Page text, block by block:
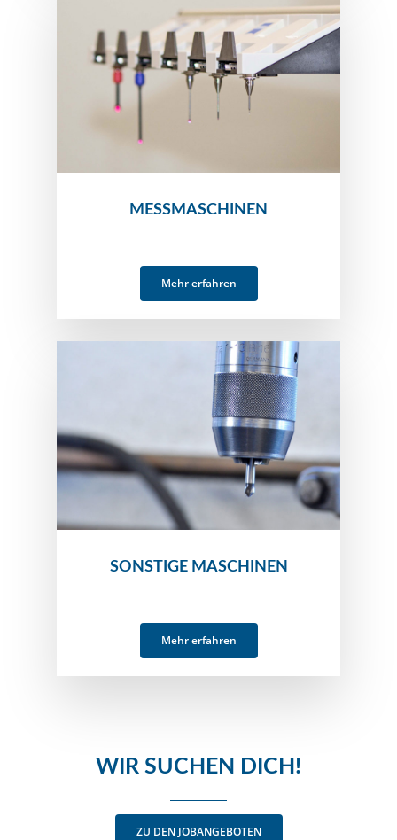
MESSMASCHINEN
Mehr erfahren
SONSTIGE MASCHINEN
Mehr erfahren
WIR SUCHEN DICH!
ZU DEN JOBANGEBOTEN